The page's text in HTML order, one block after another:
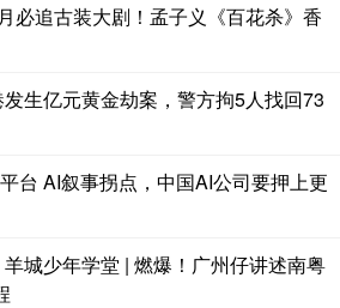
必追古装大剧！孟子义《百花杀》香
生亿元黄金劫案，警方拘5人找回73
台 AI叙事拐点，中国AI公司要押上更
城少年学堂 | 燃爆！广州仔讲述南粤